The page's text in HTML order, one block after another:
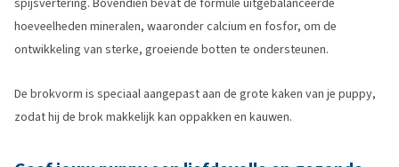
hoeveelheden mineralen, waaronder calcium en fosfor, om de
ontwikkeling van sterke, groeiende botten te ondersteunen.
De brokvorm is speciaal aangepast aan de grote kaken van je puppy,
zodat hij de brok makkelijk kan oppakken en kauwen.